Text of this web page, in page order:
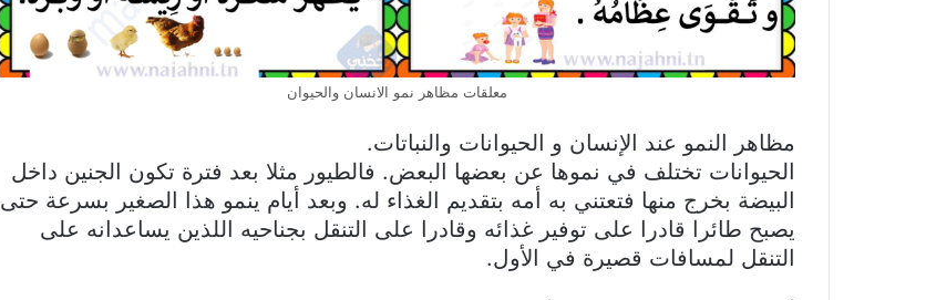
معلقات مظاهر نمو الانسان والحيوان
مظاهر النمو عند الإنسان و الحيوانات والنباتات.
الحيوانات تختلف في نموها عن بعضها البعض. فالطيور مثلا بعد فترة تكون الجنين داخل
البيضة بخرج منها فتعتني به أمه بتقديم الغذاء له. وبعد أيام ينمو هذا الصغير بسرعة حتى
يصبح طائرا قادرا على توفير غذائه وقادرا على التنقل بجناحيه اللذين يساعدانه على
التنقل لمسافات قصيرة في الأول.